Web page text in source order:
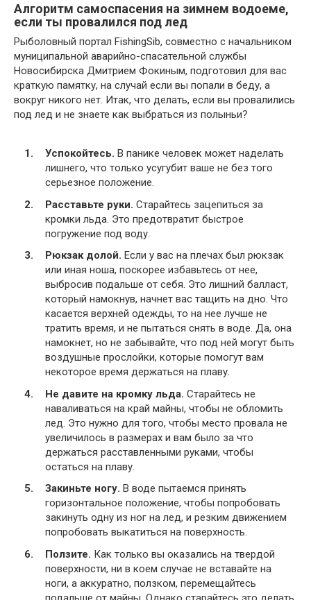
Алгоритм самоспасения на зимнем водоеме,
если ты провалился под лед
Рыболовный портал FishingSib, совместно с начальником
муниципальной аварийно-спасательной службы
Новосибирска Дмитрием Фокиным, подготовил для вас
краткую памятку, на случай если вы попали в беду, а
вокруг никого нет. Итак, что делать, если вы провалились
под лед и не знаете как выбраться из полыньи?
Успокойтесь. В панике человек может наделать
лишнего, что только усугубит ваше не без того
серьезное положение.
Расставьте руки. Старайтесь зацепиться за
кромки льда. Это предотвратит быстрое
погружение под воду.
Рюкзак долой. Если у вас на плечах был рюкзак
или иная ноша, поскорее избавьтесь от нее,
выбросив подальше от себя. Это лишний балласт,
который намокнув, начнет вас тащить на дно. Что
касается верхней одежды, то на нее лучше не
тратить время, и не пытаться снять в воде. Да, она
намокнет, но не забывайте, что под ней могут быть
воздушные прослойки, которые помогут вам
некоторое время держаться на плаву.
Не давите на кромку льда. Старайтесь не
наваливаться на край майны, чтобы не обломить
лед. Это нужно для того, чтобы место провала не
увеличилось в размерах и вам было за что
держаться расставленными руками, чтобы
остаться на плаву.
Закиньте ногу. В воде пытаемся принять
горизонтальное положение, чтобы попробовать
закинуть одну из ног на лед, и резким движением
попробовать выкатиться на поверхность.
Ползите. Как только вы оказались на твердой
поверхности, ни в коем случае не вставайте на
ноги, а аккуратно, ползком, перемещайтесь